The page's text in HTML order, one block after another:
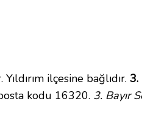
ilçesine bağlıdır. 3.
kodu 16320. 3. Bayır